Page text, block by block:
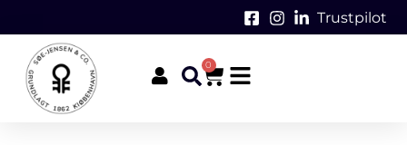
Trustpilot
0